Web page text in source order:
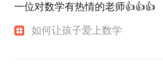
高中数学就考这些点
提供参考，也是高中数学的知识
一位对数学有热情的老师👍👍👍
如何让孩子爱上数学